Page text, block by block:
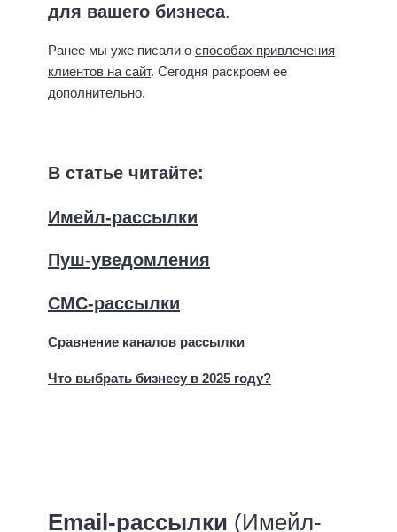
для вашего бизнеса.
Ранее мы уже писали о способах привлечения
клиентов на сайт. Сегодня раскроем ее
дополнительно.
В статье читайте:
Имейл-рассылки
Пуш-уведомления
СМС-рассылки
Сравнение каналов рассылки
Что выбрать бизнесу в 2025 году?
Email-рассылки (Имейл-